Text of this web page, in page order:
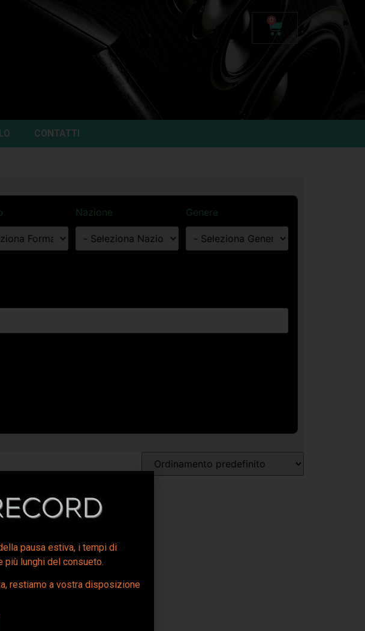
0
CONTATTI
Nazione Genere
pausa estiva, i tempi di
lunghi del consueto.
restiamo a vostra disposizione